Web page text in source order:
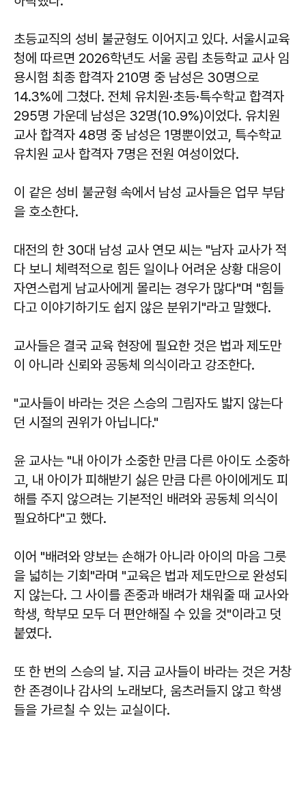
초등교직의 성비 불균형도 이어지고 있다. 서울시교육
청에 따르면 2026학년도 서울 공립 초등학교 교사 임
용시험 최종 합격자 210명 중 남성은 30명으로
14.3%에 그쳤다. 전체 유치원·초등·특수학교 합격자
295명 가운데 남성은 32명(10.9%)이었다. 유치원
교사 합격자 48명 중 남성은 1명뿐이었고, 특수학교
유치원 교사 합격자 7명은 전원 여성이었다.
이 같은 성비 불균형 속에서 남성 교사들은 업무 부담
을 호소한다.
대전의 한 30대 남성 교사 연모 씨는 "남자 교사가 적
다 보니 체력적으로 힘든 일이나 어려운 상황 대응이
자연스럽게 남교사에게 몰리는 경우가 많다"며 "힘들
다고 이야기하기도 쉽지 않은 분위기"라고 말했다.
교사들은 결국 교육 현장에 필요한 것은 법과 제도만
이 아니라 신뢰와 공동체 의식이라고 강조한다.
"교사들이 바라는 것은 스승의 그림자도 밟지 않는다
던 시절의 권위가 아닙니다."
윤 교사는 "내 아이가 소중한 만큼 다른 아이도 소중하
고, 내 아이가 피해받기 싫은 만큼 다른 아이에게도 피
해를 주지 않으려는 기본적인 배려와 공동체 의식이
필요하다"고 했다.
이어 "배려와 양보는 손해가 아니라 아이의 마음 그릇
을 넓히는 기회"라며 "교육은 법과 제도만으로 완성되
지 않는다. 그 사이를 존중과 배려가 채워줄 때 교사와
학생, 학부모 모두 더 편안해질 수 있을 것"이라고 덧
붙였다.
또 한 번의 스승의 날. 지금 교사들이 바라는 것은 거창
한 존경이나 감사의 노래보다, 움츠러들지 않고 학생
들을 가르칠 수 있는 교실이다.